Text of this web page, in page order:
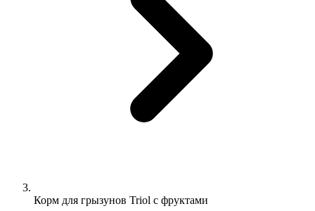
Корм для грызунов Triol с фруктами